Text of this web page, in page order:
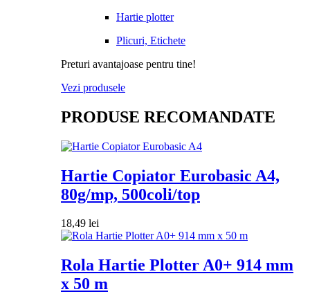
Hartie plotter
Plicuri, Etichete
Preturi avantajoase pentru tine!
Vezi produsele
PRODUSE RECOMANDATE
Hartie Copiator Eurobasic A4,
80g/mp, 500coli/top
18,49 lei
Rola Hartie Plotter A0+ 914 mm
x 50 m